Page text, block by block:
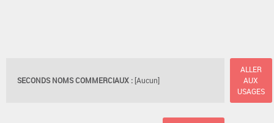
SECONDS NOMS COMMERCIAUX : [Aucun]
ALLER
AUX
USAGES